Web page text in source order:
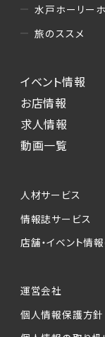
水戸ホーリー
旅のススメ
イベント情報
お店情報
求人情報
動画一覧
人材サービス
情報誌サービス
店舗・イベント情
運営会社
個人情報保護方針